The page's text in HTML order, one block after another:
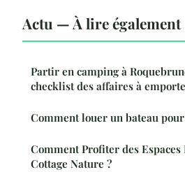
Actu — À lire également
Partir en camping à
checklist des affaires à
Comment louer un bateau
Comment Profiter des
Cottage Nature ?